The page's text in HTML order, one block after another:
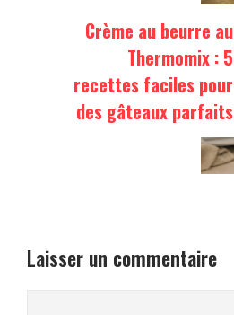
Crème au beurre au
Thermomix : 5
recettes faciles pour
des gâteaux parfaits
Laisser un commentaire